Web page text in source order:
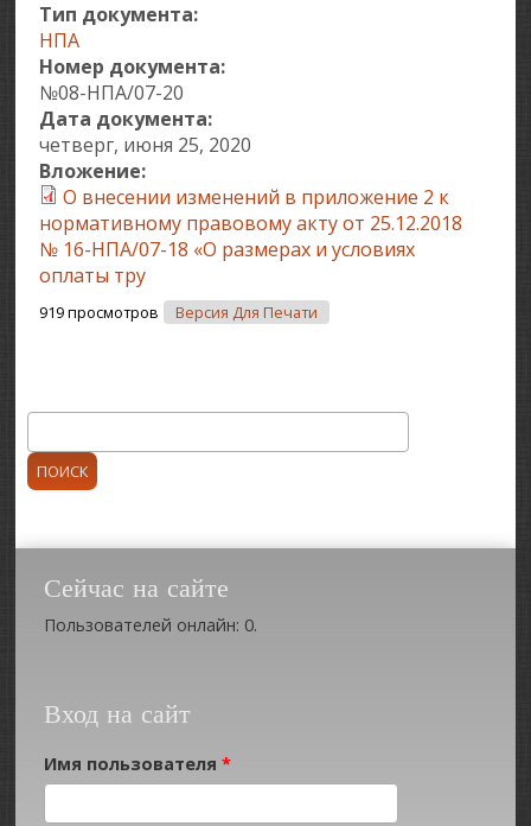
Тип документа:
НПА
Номер документа:
№08-НПА/07-20
Дата документа:
четверг, июня 25, 2020
Вложение:
О внесении изменений в приложение 2 к
нормативному правовому акту от 25.12.2018
№ 16-НПА/07-18 «О размерах и условиях
оплаты тру
919 просмотров Версия Для Печати
Форма поиска
Сейчас на сайте
Пользователей онлайн: 0.
Вход на сайт
Имя пользователя*